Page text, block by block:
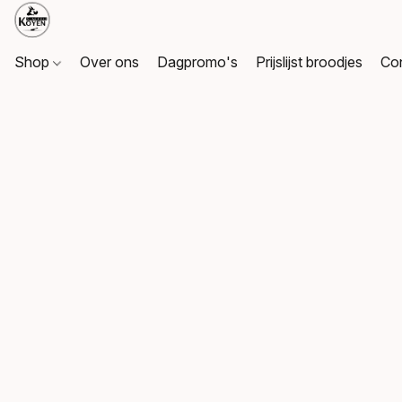
Shop Over ons Dagpromo's Prijslijst broodjes